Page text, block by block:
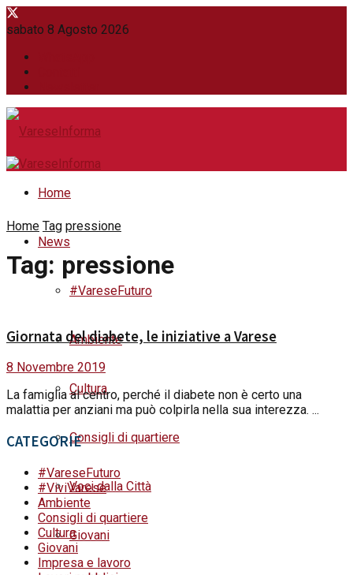
sabato 8 Agosto 2026
Home
News
#VareseFuturo
Ambiente
Cultura
Consigli di quartiere
Voci dalla Città
Giovani
Home Tag pressione
Tag: pressione
Giornata del diabete, le iniziative a Varese
8 Novembre 2019
La famiglia al centro, perché il diabete non è certo una
malattia per anziani ma può colpirla nella sua interezza. ...
CATEGORIE
#VareseFuturo
#ViviVarese
Ambiente
Consigli di quartiere
Cultura
Giovani
Impresa e lavoro